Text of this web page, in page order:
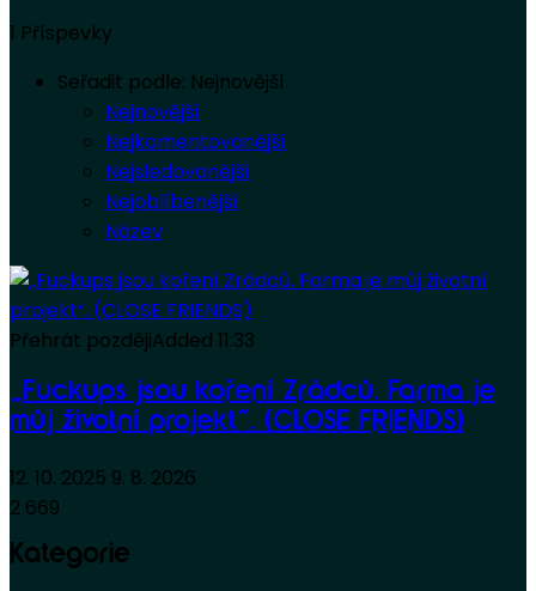
1 Příspevky
Seřadit podle: Nejnovější
Nejnovější
Nejkomentovanější
Nejsledovanější
Nejoblíbenější
Název
Přehrát pozdějiAdded 11:33
„Fuckups jsou koření Zrádců. Farma je
můj životní projekt“. (CLOSE FRIENDS)
12. 10. 2025 9. 8. 2026
2 669
Kategorie